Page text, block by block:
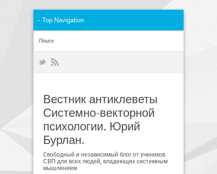
Вестник антиклеветы
Системно-векторной
психологии. Юрий
Бурлан.
Cвободный и независимый блог от учеников
СВП для всех людей, владеющих системным
мышлением